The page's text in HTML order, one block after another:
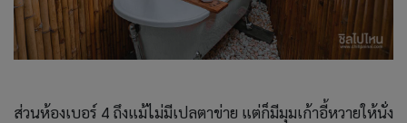
ส่วนห้องเบอร์ 4 ถึงแม้ไม่มีเปลตาข่าย แต่ก็มีมุมเก้าอี้หวายให้นั่ง